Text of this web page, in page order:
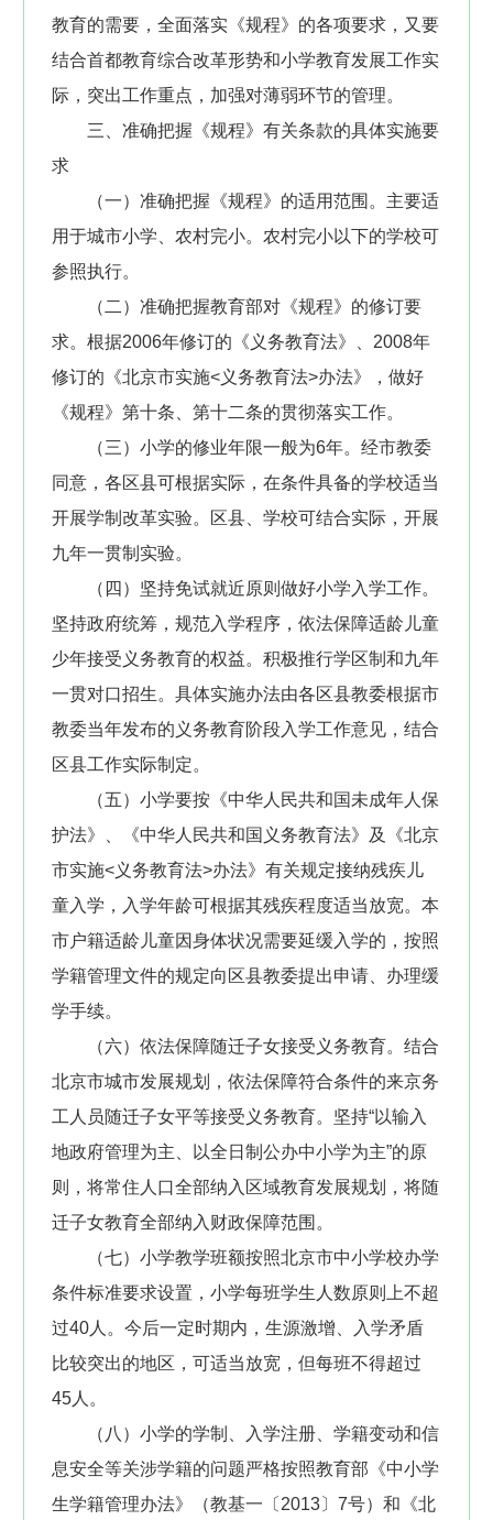
教育的需要，全面落实《规程》的各项要求，又要
结合首都教育综合改革形势和小学教育发展工作实
际，突出工作重点，加强对薄弱环节的管理。
三、准确把握《规程》有关条款的具体实施要
求
（一）准确把握《规程》的适用范围。主要适
用于城市小学、农村完小。农村完小以下的学校可
参照执行。
（二）准确把握教育部对《规程》的修订要
求。根据2006年修订的《义务教育法》、2008年
修订的《北京市实施<义务教育法>办法》，做好
《规程》第十条、第十二条的贯彻落实工作。
（三）小学的修业年限一般为6年。经市教委
同意，各区县可根据实际，在条件具备的学校适当
开展学制改革实验。区县、学校可结合实际，开展
九年一贯制实验。
（四）坚持免试就近原则做好小学入学工作。
坚持政府统筹，规范入学程序，依法保障适龄儿童
少年接受义务教育的权益。积极推行学区制和九年
一贯对口招生。具体实施办法由各区县教委根据市
教委当年发布的义务教育阶段入学工作意见，结合
区县工作实际制定。
（五）小学要按《中华人民共和国未成年人保
护法》、《中华人民共和国义务教育法》及《北京
市实施<义务教育法>办法》有关规定接纳残疾儿
童入学，入学年龄可根据其残疾程度适当放宽。本
市户籍适龄儿童因身体状况需要延缓入学的，按照
学籍管理文件的规定向区县教委提出申请、办理缓
学手续。
（六）依法保障随迁子女接受义务教育。结合
北京市城市发展规划，依法保障符合条件的来京务
工人员随迁子女平等接受义务教育。坚持“以输入
地政府管理为主、以全日制公办中小学为主”的原
则，将常住人口全部纳入区域教育发展规划，将随
迁子女教育全部纳入财政保障范围。
（七）小学教学班额按照北京市中小学校办学
条件标准要求设置，小学每班学生人数原则上不超
过40人。今后一定时期内，生源激增、入学矛盾
比较突出的地区，可适当放宽，但每班不得超过
45人。
（八）小学的学制、入学注册、学籍变动和信
息安全等关涉学籍的问题严格按照教育部《中小学
生学籍管理办法》（教基一〔2013〕7号）和《北